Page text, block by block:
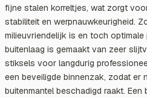
fijne stalen korreltjes, wat zorgt
stabiliteit en werpnauwkeurigheid.
milieuvriendelijk is en toch optimale
buitenlaag is gemaakt van zeer
stiksels voor langdurig
een beveiligde binnenzak, zodat er
buitenmantel beschadigd raakt.